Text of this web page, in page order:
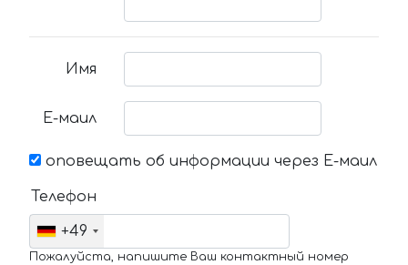
Имя
Е-маил
оповещать об информации через Е-маил
Телефон
+49
Пожалуйста, напишите Ваш контактный номер